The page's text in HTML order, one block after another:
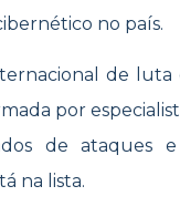
no país.
de luta
por
de ataques
na lista.